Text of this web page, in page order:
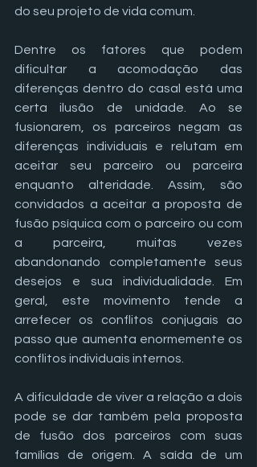
do seu projeto de vida comum.
Dentre os fatores que podem
dificultar a acomodação das
diferenças dentro do casal está uma
certa ilusão de unidade. Ao se
fusionarem, os parceiros negam as
diferenças individuais e relutam em
aceitar seu parceiro ou parceira
enquanto alteridade. Assim, são
convidados a aceitar a proposta de
fusão psíquica com o parceiro ou com
a parceira, muitas vezes
abandonando completamente seus
desejos e sua individualidade. Em
geral, este movimento tende a
arrefecer os conflitos conjugais ao
passo que aumenta enormemente os
conflitos individuais internos.
A dificuldade de viver a relação a dois
pode se dar também pela proposta
de fusão dos parceiros com suas
famílias de origem. A saída de um